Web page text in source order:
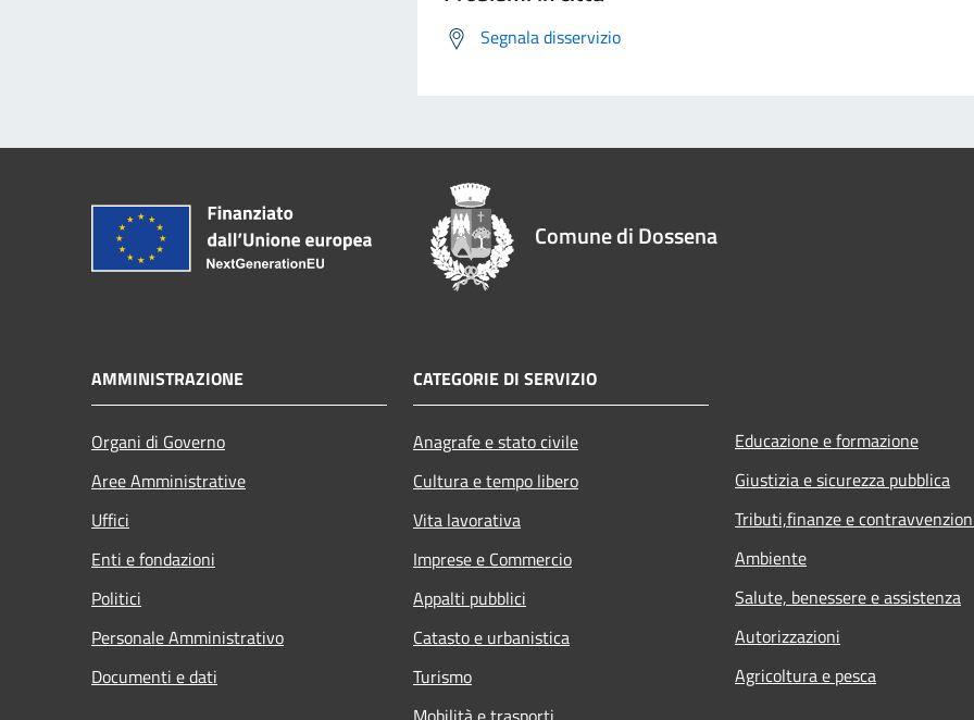
Segnala disservizio
Comune di Dossena
AMMINISTRAZIONE
Organi di Governo
Aree Amministrative
Uffici
Enti e fondazioni
Politici
Personale Amministrativo
Documenti e dati
CATEGORIE DI SERVIZIO
Anagrafe e stato civile
Cultura e tempo libero
Vita lavorativa
Imprese e Commercio
Appalti pubblici
Catasto e urbanistica
Turismo
Educazione e formazione
Giustizia e sicurezza pubblica
Tributi,finanze e
Ambiente
Salute, benessere e assistenza
Autorizzazioni
Agricoltura e pesca